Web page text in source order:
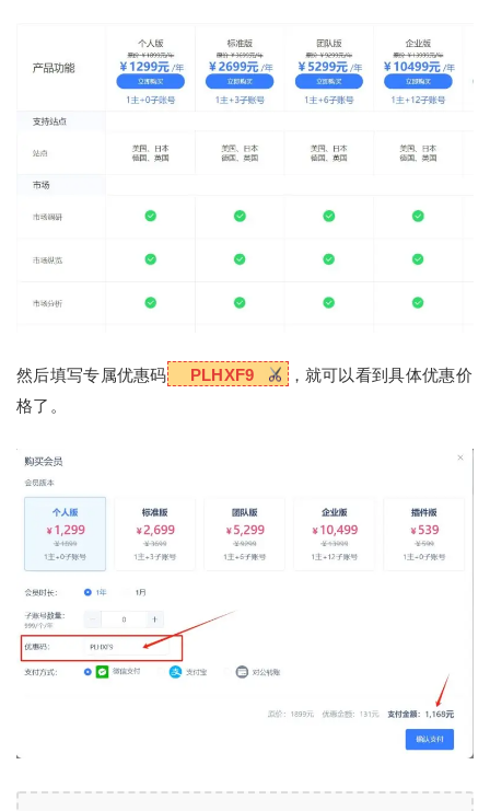
然后填写专属优惠码 PLHXF9
，就可以看到具体优惠价
格了。